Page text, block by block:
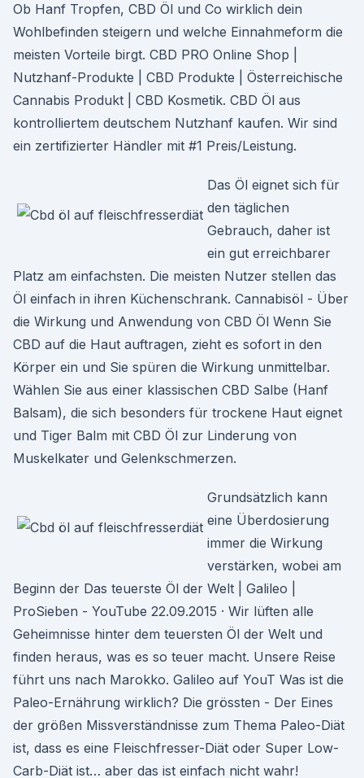
Ob Hanf Tropfen, CBD Öl und Co wirklich dein
Wohlbefinden steigern und welche Einnahmeform die
meisten Vorteile birgt. CBD PRO Online Shop |
Nutzhanf-Produkte | CBD Produkte | Österreichische
Cannabis Produkt | CBD Kosmetik. CBD Öl aus
kontrolliertem deutschem Nutzhanf kaufen. Wir sind
ein zertifizierter Händler mit #1 Preis/Leistung.
Das Öl eignet sich für
den täglichen
Gebrauch, daher ist
ein gut erreichbarer
Platz am einfachsten. Die meisten Nutzer stellen das
Öl einfach in ihren Küchenschrank. Cannabisöl - Über
die Wirkung und Anwendung von CBD Öl Wenn Sie
CBD auf die Haut auftragen, zieht es sofort in den
Körper ein und Sie spüren die Wirkung unmittelbar.
Wählen Sie aus einer klassischen CBD Salbe (Hanf
Balsam), die sich besonders für trockene Haut eignet
und Tiger Balm mit CBD Öl zur Linderung von
Muskelkater und Gelenkschmerzen.
Grundsätzlich kann
eine Überdosierung
immer die Wirkung
verstärken, wobei am
Beginn der Das teuerste Öl der Welt | Galileo |
ProSieben - YouTube 22.09.2015 · Wir lüften alle
Geheimnisse hinter dem teuersten Öl der Welt und
finden heraus, was es so teuer macht. Unsere Reise
führt uns nach Marokko. Galileo auf YouT Was ist die
Paleo-Ernährung wirklich? Die grössten - Der Eines
der größen Missverständnisse zum Thema Paleo-Diät
ist, dass es eine Fleischfresser-Diät oder Super Low-
Carb-Diät ist… aber das ist einfach nicht wahr!